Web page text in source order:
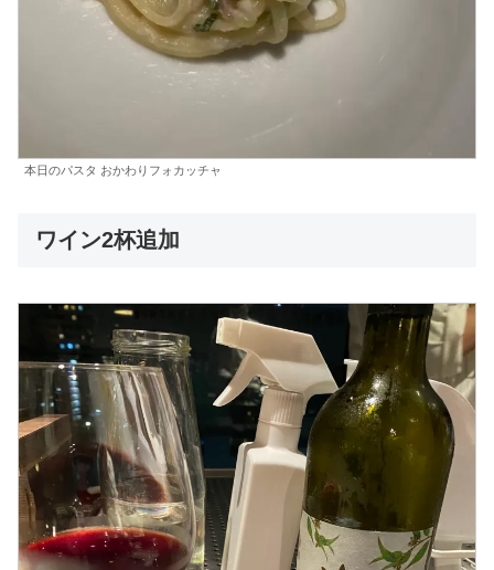
本日のパスタ おかわりフォカッチャ
ワイン2杯追加